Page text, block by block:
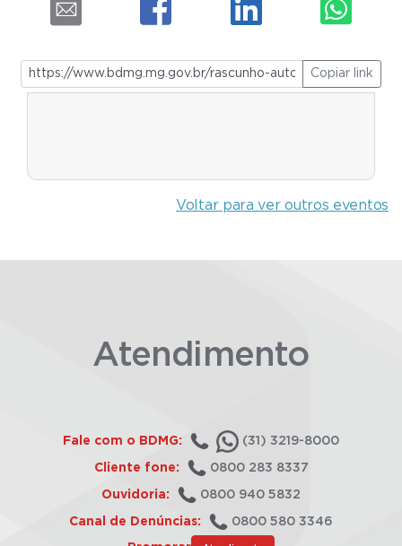
Copiar link
Voltar para ver outros eventos
Atendimento
Fale com o BDMG: (31) 3219-8000
Cliente fone: 0800 283 8337
Ouvidoria: 0800 940 5832
Canal de Denúncias: 0800 580 3346